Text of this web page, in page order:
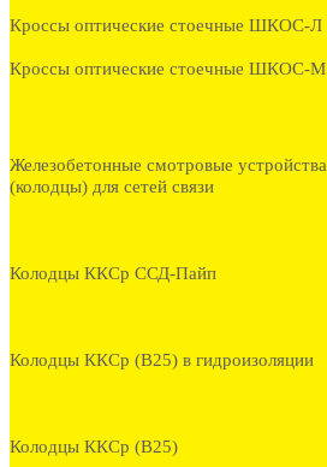
Кроссы оптические стоечные ШКОС-Л
Кроссы оптические стоечные ШКОС-М
Железобетонные смотровые устройства
(колодцы) для сетей связи
Колодцы ККСр ССД-Пайп
Колодцы ККСр (В25) в гидроизоляции
Колодцы ККСр (В25)